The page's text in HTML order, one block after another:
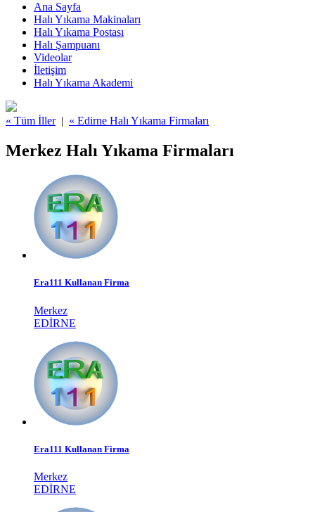
Ana Sayfa
Halı Yıkama Makinaları
Halı Yıkama Postası
Halı Şampuanı
Videolar
İletişim
Halı Yıkama Akademi
« Tüm İller| « Edirne Halı Yıkama Firmaları
Merkez Halı Yıkama Firmaları
Era111 Kullanan Firma
Merkez
EDIRNE
Era111 Kullanan Firma
Merkez
EDIRNE